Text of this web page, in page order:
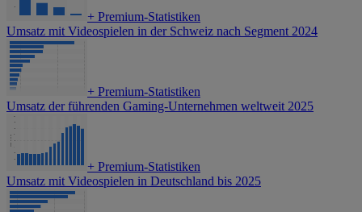
+ Premium-Statistiken
Umsatz mit Videospielen in der Schweiz nach Segment 2024
+ Premium-Statistiken
Umsatz der führenden Gaming-Unternehmen weltweit 2025
+ Premium-Statistiken
Umsatz mit Videospielen in Deutschland bis 2025